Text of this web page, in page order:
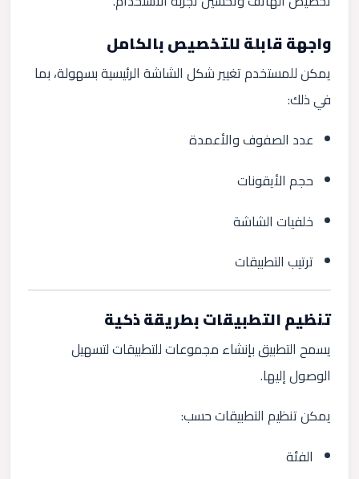
واجهة قابلة للتخصيص بالكامل
يمكن للمستخدم تغيير شكل الشاشة الرئيسية بسهولة، بما
في ذلك:
عدد الصفوف والأعمدة
حجم الأيقونات
خلفيات الشاشة
ترتيب التطبيقات
تنظيم التطبيقات بطريقة ذكية
يسمح التطبيق بإنشاء مجموعات للتطبيقات لتسهيل
الوصول إليها.
يمكن تنظيم التطبيقات حسب:
الفئة